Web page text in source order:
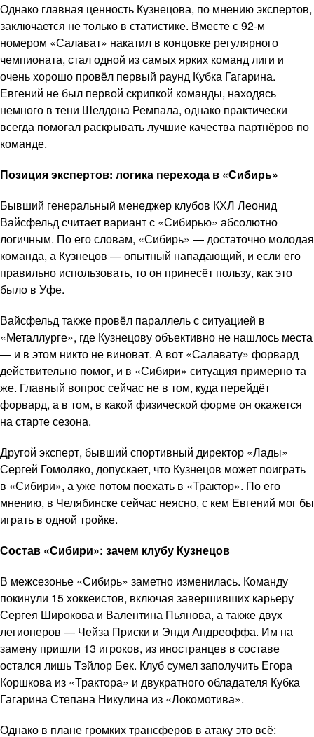
Однако главная ценность Кузнецова, по мнению экспертов,
заключается не только в статистике. Вместе с 92-м
номером «Салават» накатил в концовке регулярного
чемпионата, стал одной из самых ярких команд лиги и
очень хорошо провёл первый раунд Кубка Гагарина.
Евгений не был первой скрипкой команды, находясь
немного в тени Шелдона Ремпала, однако практически
всегда помогал раскрывать лучшие качества партнёров по
команде.
Позиция экспертов: логика перехода в «Сибирь»
Бывший генеральный менеджер клубов КХЛ Леонид
Вайсфельд считает вариант с «Сибирью» абсолютно
логичным. По его словам, «Сибирь» — достаточно молодая
команда, а Кузнецов — опытный нападающий, и если его
правильно использовать, то он принесёт пользу, как это
было в Уфе.
Вайсфельд также провёл параллель с ситуацией в
«Металлурге», где Кузнецову объективно не нашлось места
— и в этом никто не виноват. А вот «Салавату» форвард
действительно помог, и в «Сибири» ситуация примерно та
же. Главный вопрос сейчас не в том, куда перейдёт
форвард, а в том, в какой физической форме он окажется
на старте сезона.
Другой эксперт, бывший спортивный директор «Лады»
Сергей Гомоляко, допускает, что Кузнецов может поиграть
в «Сибири», а уже потом поехать в «Трактор». По его
мнению, в Челябинске сейчас неясно, с кем Евгений мог бы
играть в одной тройке.
Состав «Сибири»: зачем клубу Кузнецов
В межсезонье «Сибирь» заметно изменилась. Команду
покинули 15 хоккеистов, включая завершивших карьеру
Сергея Широкова и Валентина Пьянова, а также двух
легионеров — Чейза Приски и Энди Андреоффа. Им на
замену пришли 13 игроков, из иностранцев в составе
остался лишь Тэйлор Бек. Клуб сумел заполучить Егора
Коршкова из «Трактора» и двукратного обладателя Кубка
Гагарина Степана Никулина из «Локомотива».
Однако в плане громких трансферов в атаку это всё: